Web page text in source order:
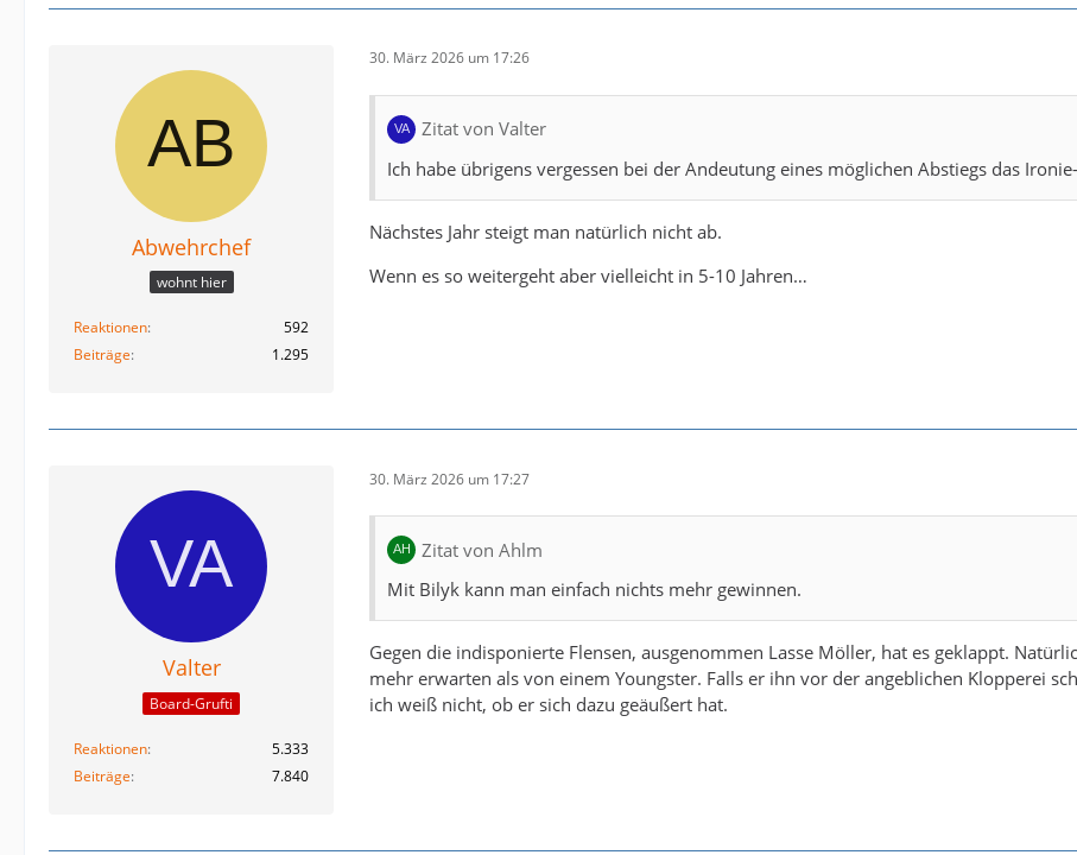
Abwehrchef
wohnt hier
Reaktionen
592
Beiträge
1.295
30. März 2026 um 17:26
Zitat von Valter
Ich habe übrigens vergessen bei der Andeutung eines möglichen Abstiegs das
Nächstes Jahr steigt man natürlich nicht ab.
Wenn es so weitergeht aber vielleicht in 5-10 Jahren…
Valter
Board-Grufti
Reaktionen
5.333
Beiträge
7.840
30. März 2026 um 17:27
Zitat von Ahlm
Mit Bilyk kann man einfach nichts mehr gewinnen.
Gegen die indisponierte Flensen, ausgenommen Lasse Möller, hat es geklappt.
mehr erwarten als von einem Youngster. Falls er ihn vor der angeblichen Klopperei
ich weiß nicht, ob er sich dazu geäußert hat.